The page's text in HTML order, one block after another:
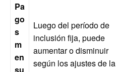
Pa
go
s
m
en
Luego del período de
inclusión fija, puede
aumentar o disminuir
según los ajustes de la